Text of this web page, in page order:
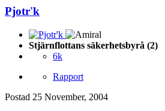
Pjotr'k
Stjärnflottans säkerhetsbyrå (2)
6k
Rapport
Postad 25 November, 2004